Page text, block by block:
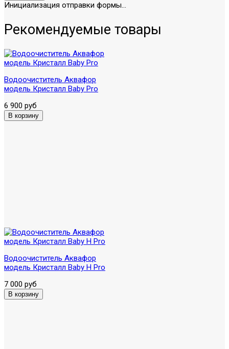
Инициализация отправки формы...
Рекомендуемые товары
Водоочиститель Аквафор
модель Кристалл Baby Pro
6 900 руб
Водоочиститель Аквафор
модель Кристалл Baby H Pro
7 000 руб